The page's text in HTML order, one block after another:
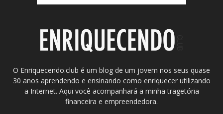
O Enriquecendo.club é um blog de um jovem nos seus quase
30 anos aprendendo e ensinando como enriquecer utilizando
a Internet. Aqui você acompanhará a minha tragetória
financeira e empreendedora.